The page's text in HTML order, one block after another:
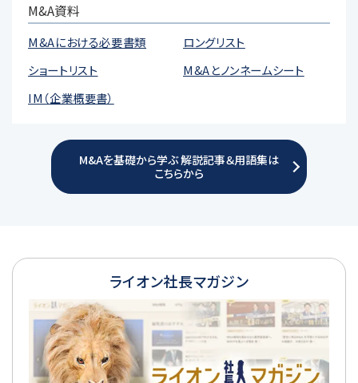
M&A資料
M&Aにおける必要書類
ロングリスト
ショートリスト
M&Aとノンネームシート
IM（企業概要書）
M&Aを基礎から学ぶ 解説記事＆用語集は
こちらから
ライオン社長マガジン